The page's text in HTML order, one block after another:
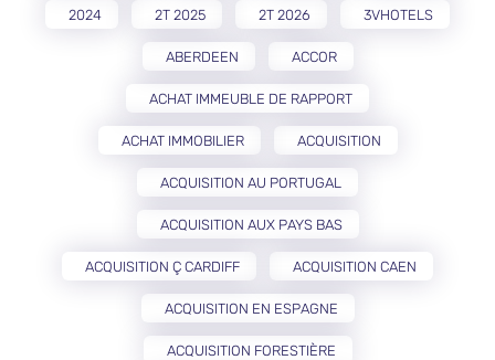
2024 2T 2025 2T 2026 3VHOTELS
ABERDEEN ACCOR
ACHAT IMMEUBLE DE RAPPORT
ACHAT IMMOBILIER ACQUISITION
ACQUISITION AU PORTUGAL
ACQUISITION AUX PAYS BAS
ACQUISITION Ç CARDIFF ACQUISITION CAEN
ACQUISITION EN ESPAGNE
ACQUISITION FORESTIÈRE